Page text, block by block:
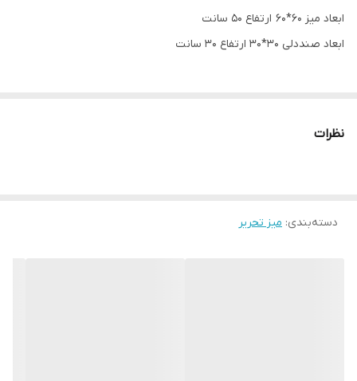
قطر 60
ابعاد میز 60*60 ارتفاع 50 سانت
ابعاد صنددلی 30*30 ارتفاع 30 سانت
صندلی اضافه هم قابل سفارش هست با پشتیبانی هماهنگ کنید.
نظرات
دسته‌بندی: میز تحریر